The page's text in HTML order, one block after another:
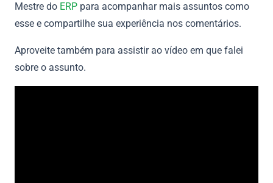
Mestre do ERP para acompanhar mais assuntos como
esse e compartilhe sua experiência nos comentários.
Aproveite também para assistir ao vídeo em que falei
sobre o assunto.